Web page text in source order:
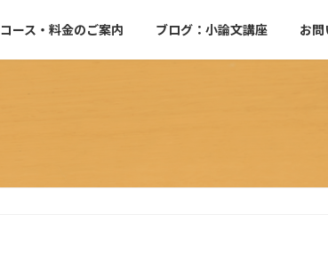
コース・料金のご案内 ブログ：小論文講座 お